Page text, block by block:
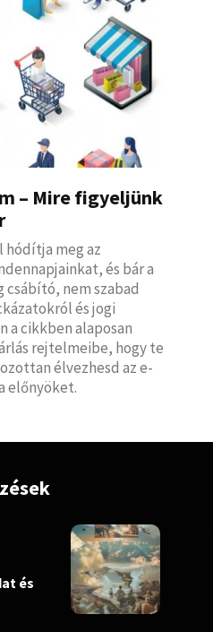
– Mire figyeljünk
hódítja meg az
és bár a
csábító, nem szabad
és jogi
a cikkben alaposan
rejtelmeibe, hogy te
élvezhesd az e-
előnyöket.
és